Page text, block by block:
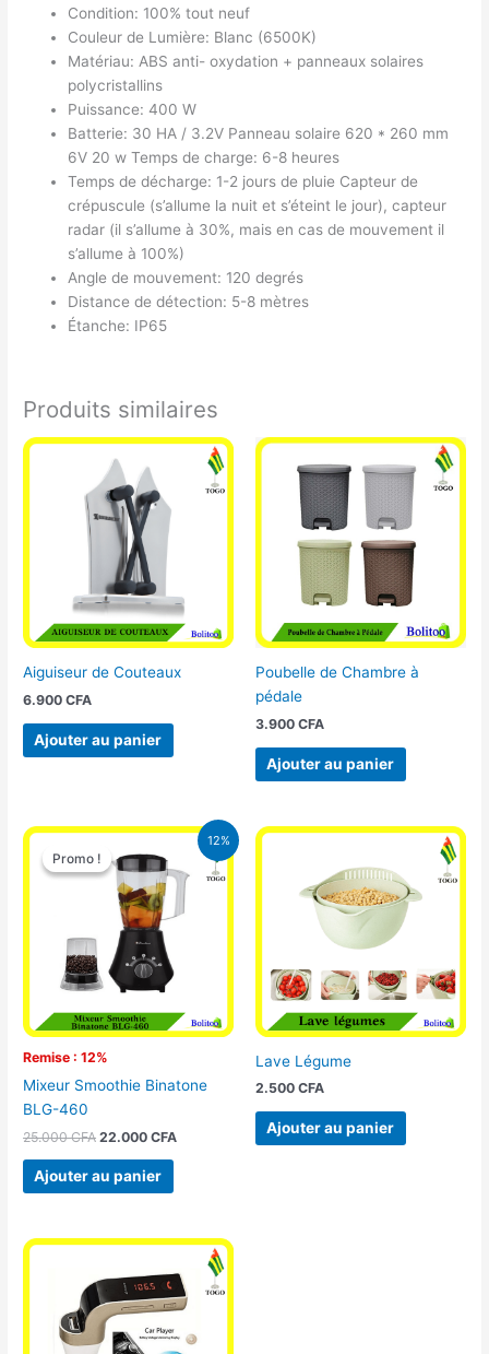
Condition: 100% tout neuf
Couleur de Lumière: Blanc (6500K)
Matériau: ABS anti- oxydation + panneaux solaires
polycristallins
Puissance: 400 W
Batterie: 30 HA / 3.2V Panneau solaire 620 * 260 mm
6V 20 w Temps de charge: 6-8 heures
Temps de décharge: 1-2 jours de pluie Capteur de
crépuscule (s’allume la nuit et s’éteint le jour), capteur
radar (il s’allume à 30%, mais en cas de mouvement il
s’allume à 100%)
Angle de mouvement: 120 degrés
Distance de détection: 5-8 mètres
Étanche: IP65
Produits similaires
Aiguiseur de Couteaux
6.900CFA
Ajouter au panier
Poubelle de Chambre à
pédale
3.900 CFA
Ajouter au panier
12%
Promo !
Remise : 12%
Promo !
Mixeur Smoothie Binatone
BLG-460
25.000CFA
Le
prix
initial
était :
25.000 CFA.
22.000CFA
Le
prix
actuel
est :
Ajouter au panier
Lave Légume
2.500 CFA
Ajouter au panier